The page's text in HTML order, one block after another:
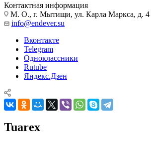
Контактная информация
М. О., г. Мытищи, ул. Карла Маркса, д. 4
info@endever.su
Вконтакте
Telegram
Одноклассники
Rutube
Яндекс.Дзен
Tuarex